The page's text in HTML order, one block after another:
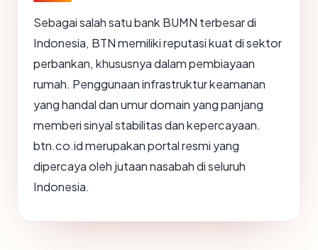
Sebagai salah satu bank BUMN terbesar di
Indonesia, BTN memiliki reputasi kuat di sektor
perbankan, khususnya dalam pembiayaan
rumah. Penggunaan infrastruktur keamanan
yang handal dan umur domain yang panjang
memberi sinyal stabilitas dan kepercayaan.
btn.co.id merupakan portal resmi yang
dipercaya oleh jutaan nasabah di seluruh
Indonesia.